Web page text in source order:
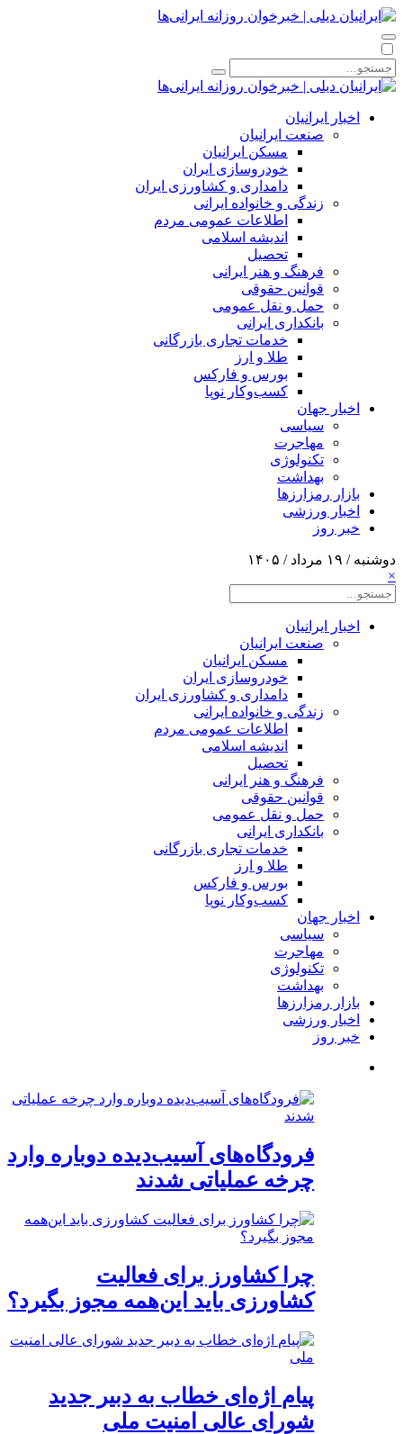
اخبار ایرانیان
صنعت ایرانیان
مسکن ایرانیان
خودروسازی ایران
دامداری و کشاورزی ایران
زندگی و خانواده ایرانی
اطلاعات عمومی مردم
اندیشه اسلامی
تحصیل
فرهنگ و هنر ایرانی
قوانین حقوقی
حمل و نقل عمومی
بانکداری ایرانی
خدمات تجاری بازرگانی
طلا و ارز
بورس و فارکس
کسب‌وکار نوپا
اخبار جهان
سیاسی
مهاجرت
تکنولوژی
بهداشت
بازار رمزارزها
اخبار ورزشی
خبر روز
دوشنبه / ۱۹ مرداد / ۱۴۰۵
×
اخبار ایرانیان
صنعت ایرانیان
مسکن ایرانیان
خودروسازی ایران
دامداری و کشاورزی ایران
زندگی و خانواده ایرانی
اطلاعات عمومی مردم
اندیشه اسلامی
تحصیل
فرهنگ و هنر ایرانی
قوانین حقوقی
حمل و نقل عمومی
بانکداری ایرانی
خدمات تجاری بازرگانی
طلا و ارز
بورس و فارکس
کسب‌وکار نوپا
اخبار جهان
سیاسی
مهاجرت
تکنولوژی
بهداشت
بازار رمزارزها
اخبار ورزشی
خبر روز
فرودگاه‌های آسیب‌دیده دوباره وارد
چرخه عملیاتی شدند
چرا کشاورز برای فعالیت
کشاورزی باید این‌همه مجوز بگیرد؟
پیام اژه‌ای خطاب به دبیر جدید
شورای عالی امنیت ملی